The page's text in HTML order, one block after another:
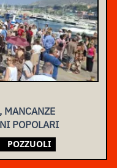
MANCANZE
POPOLARI
POZZUOLI